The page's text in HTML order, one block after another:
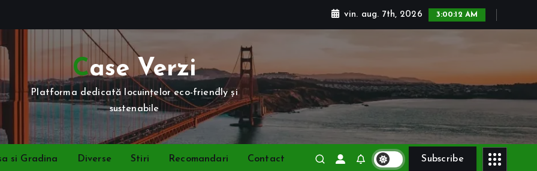
vin. aug. 7th, 2026 3:00:13 AM
Case Verzi
Platforma dedicată locuințelor eco-friendly și
sustenabile
si Gradina Diverse Stiri Recomandari Contact Subscribe